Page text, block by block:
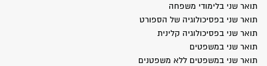
תואר שני בלימודי משפחה
תואר שני בפסיכולוגיה של הספורט
תואר שני בפסיכולוגיה קלינית
תואר שני במשפטים
תואר שני במשפטים ללא משפטנים